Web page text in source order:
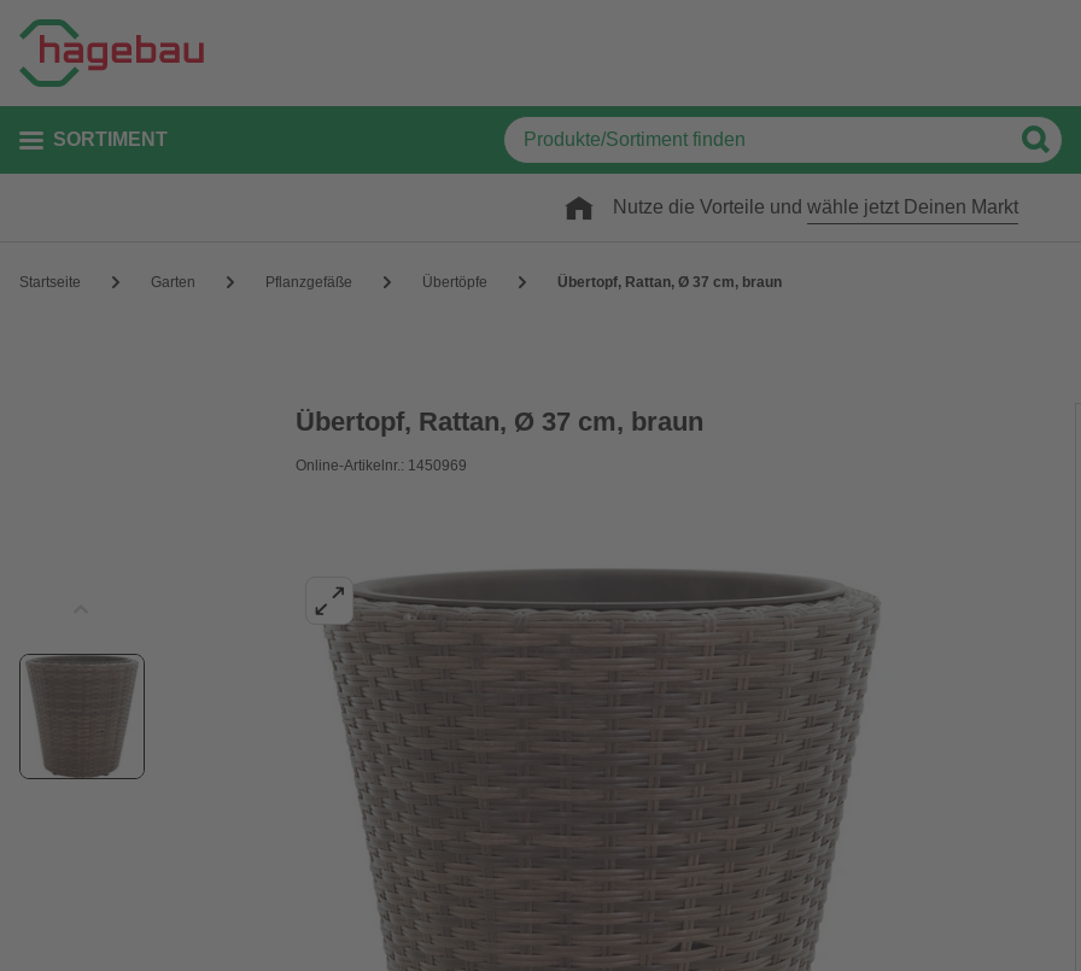
SORTIMENT
Nutze die Vorteile und wähle jetzt Deinen Markt
Startseite Garten Pflanzgefäße Übertöpfe Übertopf, Rattan, Ø 37 cm, braun
Übertopf, Rattan, Ø 37 cm, braun
Online-Artikelnr.: 1450969